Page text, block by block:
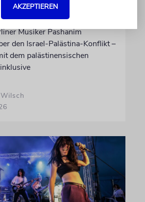
Album »Lounge Musik«
Musiker Pashanim
den Israel-Palästina-Konflikt –
dem palästinensischen
AKZEPTIEREN